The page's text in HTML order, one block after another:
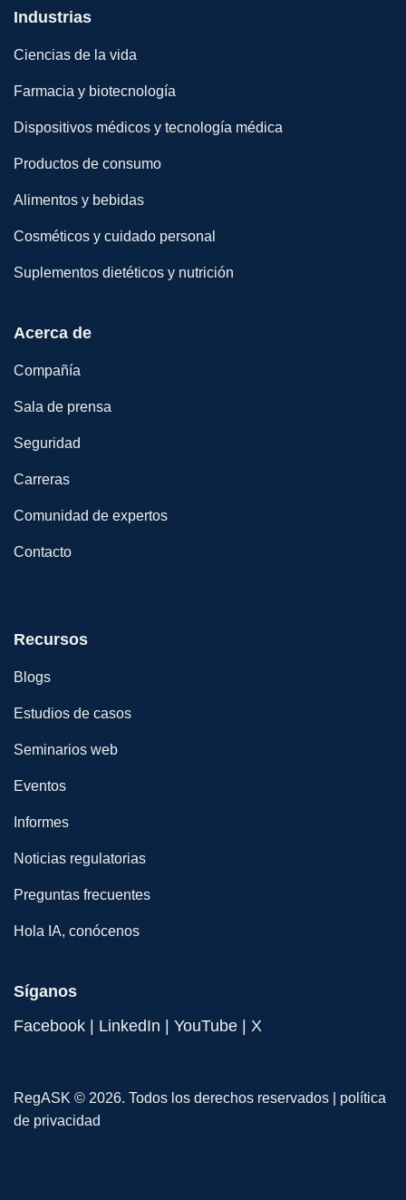
Industrias
Ciencias de la vida
Farmacia y biotecnología
Dispositivos médicos y tecnología médica
Productos de consumo
Alimentos y bebidas
Cosméticos y cuidado personal
Suplementos dietéticos y nutrición
Acerca de
Compañía
Sala de prensa
Seguridad
Carreras
Comunidad de expertos
Contacto
Recursos
Blogs
Estudios de casos
Seminarios web
Eventos
Informes
Noticias regulatorias
Preguntas frecuentes
Hola IA, conócenos
Síganos
Facebook
LinkedIn YouTube X
RegASK © 2026. Todos los derechos reservados | política
de privacidad